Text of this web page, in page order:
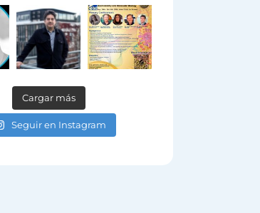
Cargar más
Seguir en Instagram